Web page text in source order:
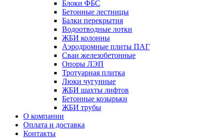
Блоки ФБС
Бетонные лестницы
Балки перекрытия
Водоотводные лотки
ЖБИ колонны
Аэродромные плиты ПАГ
Сваи железобетонные
Опоры ЛЭП
Тротуарная плитка
Люки чугунные
ЖБИ шахты лифтов
Бетонные козырьки
ЖБИ трубы
О компании
Оплата и доставка
Контакты